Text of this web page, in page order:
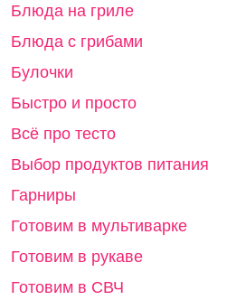
Блюда на гриле
Блюда с грибами
Булочки
Быстро и просто
Всё про тесто
Выбор продуктов питания
Гарниры
Готовим в мультиварке
Готовим в рукаве
Готовим в СВЧ